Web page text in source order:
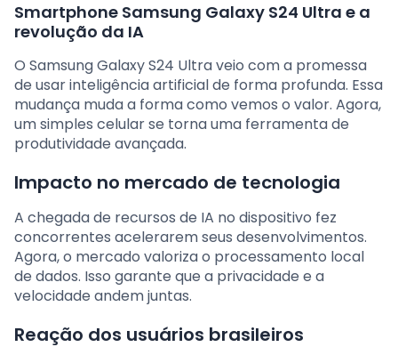
Smartphone Samsung Galaxy S24 Ultra e a
revolução da IA
O Samsung Galaxy S24 Ultra veio com a promessa
de usar inteligência artificial de forma profunda. Essa
mudança muda a forma como vemos o valor. Agora,
um simples celular se torna uma ferramenta de
produtividade avançada.
Impacto no mercado de tecnologia
A chegada de recursos de IA no dispositivo fez
concorrentes acelerarem seus desenvolvimentos.
Agora, o mercado valoriza o processamento local
de dados. Isso garante que a privacidade e a
velocidade andem juntas.
Reação dos usuários brasileiros